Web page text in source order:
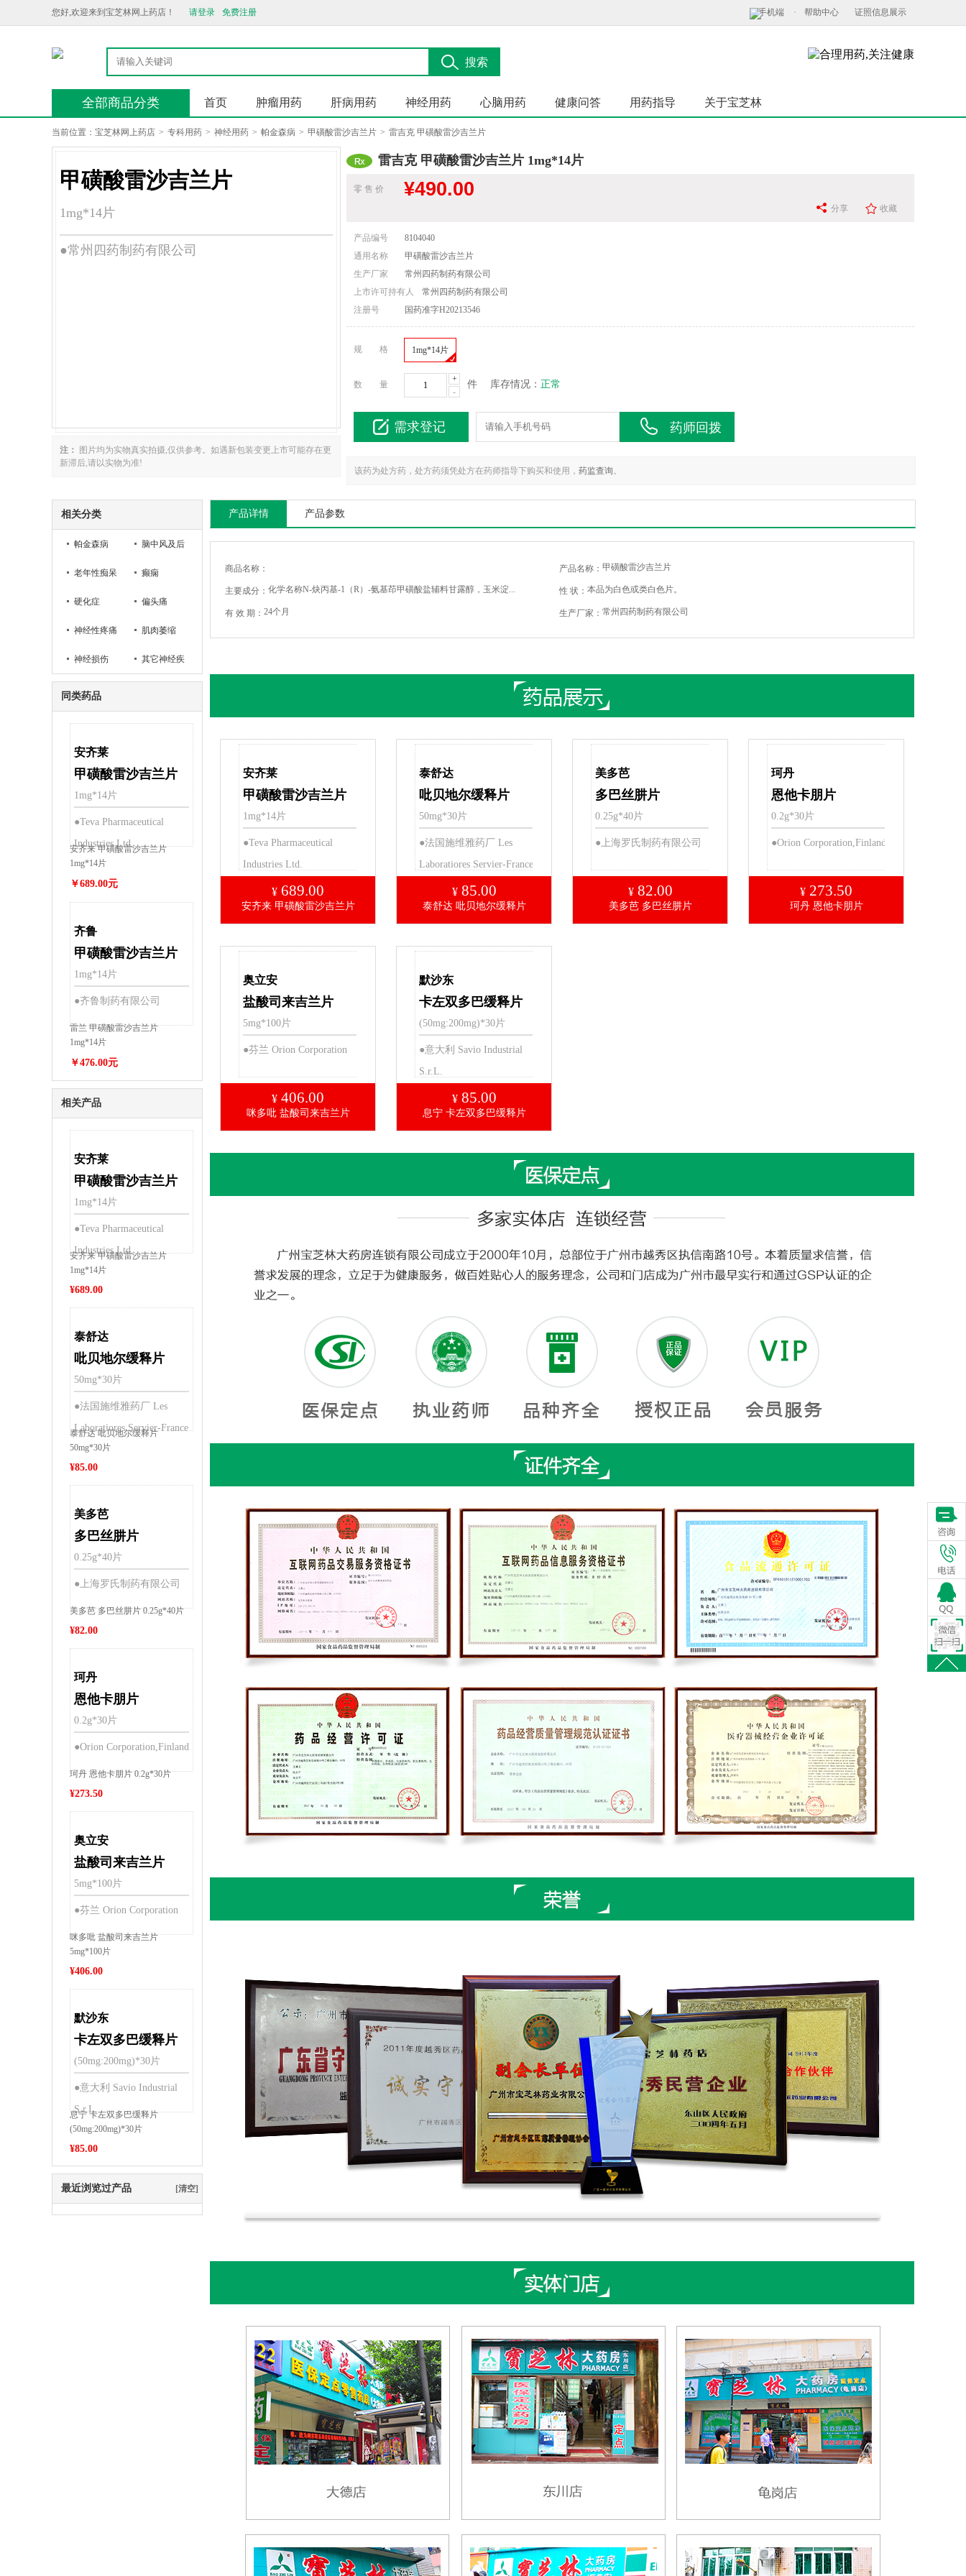
您好,欢迎来到宝芝林网上药店！ 请登录 免费注册 手机端 帮助中心 证照信息展示
搜索
全部商品分类 首页 肿瘤用药 肝病用药 神经用药 心脑用药 健康问答 用药指导 关于宝芝林
当前位置： 宝芝林网上药店 > 专科用药 > 神经用药 > 帕金森病 > 甲磺酸雷沙吉兰片 > 雷吉克 甲磺酸雷沙吉兰片
甲磺酸雷沙吉兰片
1mg*14片
●常州四药制药有限公司
注：
图片均为实物真实拍摄,仅供参考。如遇新包装变更上市可能存在更
新滞后,请以实物为准!
雷吉克 甲磺酸雷沙吉兰片 1mg*14片
零 售 价 ¥490.00
分享 收藏
产品编号
8104040
通用名称
甲磺酸雷沙吉兰片
生产厂家
常州四药制药有限公司
上市许可持有人
常州四药制药有限公司
注册号
国药准字H20213546
规 格 1mg*14片
数 量
+
-
件 库存情况： 正常
需求登记 药师回拨
该药为处方药，处方药须凭处方在药师指导下购买和使用， 药监查询。
相关分类
帕金森病 脑中风及后
遗症
老年性痴呆 癫痫
硬化症 偏头痛
神经性疼痛 肌肉萎缩
神经损伤 其它神经疾
同类药品
安齐莱
甲磺酸雷沙吉兰片
1mg*14片
●Teva Pharmaceutical
Industries Ltd.
安齐来 甲磺酸雷沙吉兰片
1mg*14片
￥689.00元
齐鲁
甲磺酸雷沙吉兰片
1mg*14片
●齐鲁制药有限公司
雷兰 甲磺酸雷沙吉兰片
1mg*14片
￥476.00元
相关产品
安齐莱
甲磺酸雷沙吉兰片
1mg*14片
●Teva Pharmaceutical
Industries Ltd.
安齐来 甲磺酸雷沙吉兰片
1mg*14片
¥689.00
泰舒达
吡贝地尔缓释片
50mg*30片
●法国施维雅药厂 Les
Laboratiores Servier-France
泰舒达 吡贝地尔缓释片
50mg*30片
¥85.00
美多芭
多巴丝肼片
0.25g*40片
●上海罗氏制药有限公司
美多芭 多巴丝肼片 0.25g*40片
¥82.00
珂丹
恩他卡朋片
0.2g*30片
●Orion Corporation,Finland
珂丹 恩他卡朋片 0.2g*30片
¥273.50
奥立安
盐酸司来吉兰片
5mg*100片
●芬兰 Orion Corporation
咪多吡 盐酸司来吉兰片
5mg*100片
¥406.00
默沙东
卡左双多巴缓释片
(50mg:200mg)*30片
●意大利 Savio Industrial
S.r.L.
息宁 卡左双多巴缓释片
(50mg:200mg)*30片
¥85.00
最近浏览过产品 [清空]
产品详情 产品参数
商品名称： 产品名称： 甲磺酸雷沙吉兰片
主要成分： 化学名称N-炔丙基-1（R）-氨基茚甲磺酸盐辅料甘露醇，玉米淀... 性 状： 本品为白色或类白色片。
有 效 期： 24个月 生产厂家： 常州四药制药有限公司
安齐莱
甲磺酸雷沙吉兰片
1mg*14片
●Teva Pharmaceutical
Industries Ltd.
¥ 689.00
安齐来 甲磺酸雷沙吉兰片
泰舒达
吡贝地尔缓释片
50mg*30片
●法国施维雅药厂 Les
Laboratiores Servier-France
¥ 85.00
泰舒达 吡贝地尔缓释片
美多芭
多巴丝肼片
0.25g*40片
●上海罗氏制药有限公司
¥ 82.00
美多芭 多巴丝肼片
珂丹
恩他卡朋片
0.2g*30片
●Orion Corporation,Finland
¥ 273.50
珂丹 恩他卡朋片
奥立安
盐酸司来吉兰片
5mg*100片
●芬兰 Orion Corporation
¥ 406.00
咪多吡 盐酸司来吉兰片
默沙东
卡左双多巴缓释片
(50mg:200mg)*30片
●意大利 Savio Industrial
S.r.L.
¥ 85.00
息宁 卡左双多巴缓释片